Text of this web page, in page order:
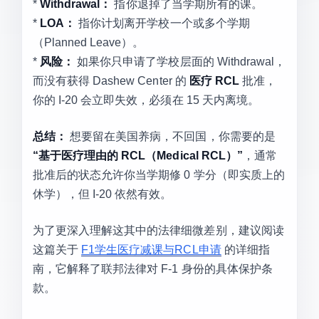
*Withdrawal： 指你退掉了当学期所有的课。
* LOA： 指你计划离开学校一个或多个学期
（Planned Leave）。
* 风险： 如果你只申请了学校层面的 Withdrawal，
而没有获得 Dashew Center 的 医疗 RCL批准，
你的 I-20 会立即失效，必须在 15 天内离境。
总结： 想要留在美国养病，不回国，你需要的是
“基于医疗理由的 RCL（Medical RCL）” ，通常
批准后的状态允许你当学期修 0 学分（即实质上的
休学），但 I-20 依然有效。
为了更深入理解这其中的法律细微差别，建议阅读
这篇关于 F1学生医疗减课与RCL申请的详细指
南，它解释了联邦法律对 F-1 身份的具体保护条
款。